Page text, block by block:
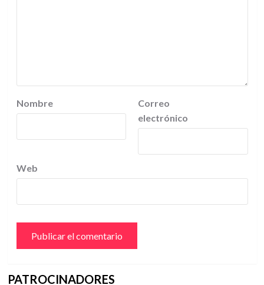
Nombre
Correo
electrónico
Web
PATROCINADORES